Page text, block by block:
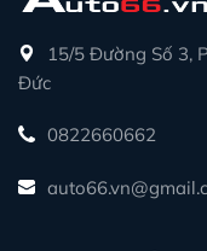
15/5 Đường Số 3,
Đức
0822660662